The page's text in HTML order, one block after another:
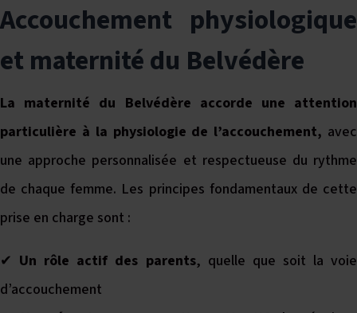
Accouchement physiologique
et maternité du Belvédère
La maternité du Belvédère accorde une attention
particulière à la physiologie de l’accouchement, avec
une approche personnalisée et respectueuse du rythme
de chaque femme. Les principes fondamentaux de cette
prise en charge sont :
✔ Un rôle actif des parents, quelle que soit la voie
d’accouchement